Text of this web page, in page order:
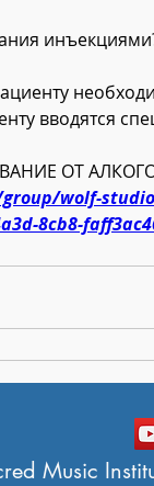
вводятся
ОТ
wolf-
8cb8-
Music